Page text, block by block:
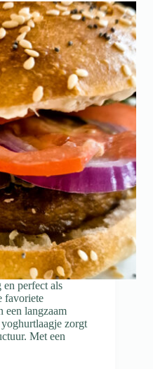
perfect als
favoriete
een langzaam
zorgt
Met een